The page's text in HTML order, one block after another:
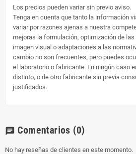
Los precios pueden variar sin previo aviso.
Tenga en cuenta que tanto la información
variar por razones ajenas a nuestra
mejoras la formulación, optimización de
imagen visual o adaptaciones a las
cambio no son frecuentes, pero puedes
el laboratorio o fabricante. En ningún caso
distinto, o de otro fabricante sin previa
justificados.
chat Comentarios (0)
No hay reseñas de clientes en este momento.